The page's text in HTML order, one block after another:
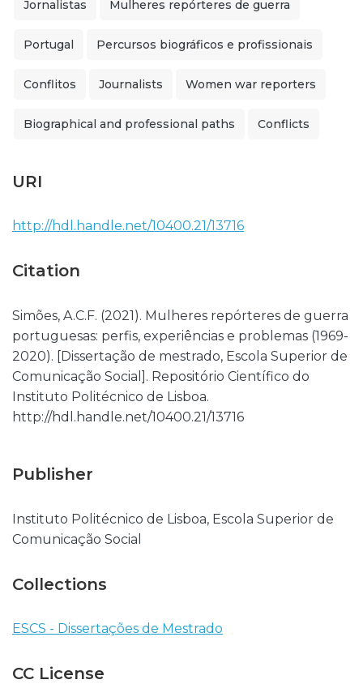
Jornalistas Mulheres repórteres de guerra
Portugal Percursos biográficos e profissionais
Conflitos Journalists Women war reporters
Biographical and professional paths Conflicts
URI
http://hdl.handle.net/10400.21/13716
Citation
Simões, A.C.F. (2021). Mulheres repórteres de guerra
portuguesas: perfis, experiências e problemas (1969-
2020). [Dissertação de mestrado, Escola Superior de
Comunicação Social]. Repositório Científico do
Instituto Politécnico de Lisboa.
http://hdl.handle.net/10400.21/13716
Publisher
Instituto Politécnico de Lisboa, Escola Superior de
Comunicação Social
Collections
ESCS - Dissertações de Mestrado
CC License